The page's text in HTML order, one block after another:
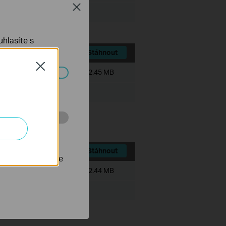
Stáhnout
Velikost souboru: 72.45 MB
Stáhnout
72.44 MB
Close
s
za
nastavit, aby se
Close